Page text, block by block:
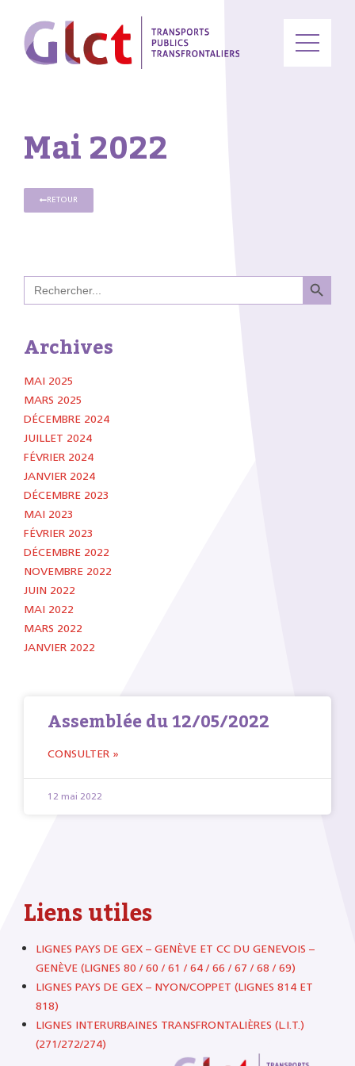
Mai 2022
RETOUR
Search
for:
Search
Archives
MAI 2025
MARS 2025
DÉCEMBRE 2024
JUILLET 2024
FÉVRIER 2024
JANVIER 2024
DÉCEMBRE 2023
MAI 2023
FÉVRIER 2023
DÉCEMBRE 2022
NOVEMBRE 2022
JUIN 2022
MAI 2022
MARS 2022
JANVIER 2022
Assemblée du 12/05/2022
CONSULTER »
12 mai 2022
Liens utiles
LIGNES PAYS DE GEX – GENÈVE ET CC DU GENEVOIS –
GENÈVE (LIGNES 80 / 60 / 61 / 64 / 66 / 67 / 68 / 69)
LIGNES PAYS DE GEX – NYON/COPPET (LIGNES 814 ET
818)
LIGNES INTERURBAINES TRANSFRONTALIÈRES (L.I.T.)
(271/272/274)